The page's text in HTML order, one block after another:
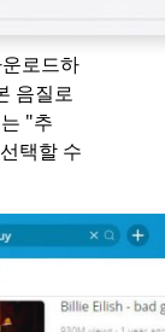
로드하
음질로
"추
택할 수